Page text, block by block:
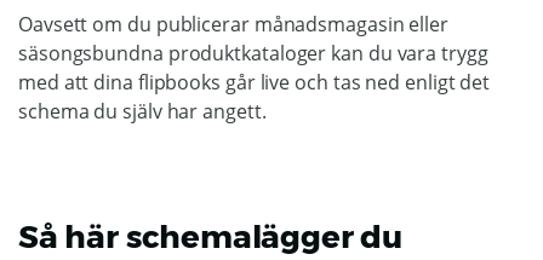
Oavsett om du publicerar månadsmagasin eller
säsongsbundna produktkataloger kan du vara trygg
med att dina flipbooks går live och tas ned enligt det
schema du själv har angett.
Så här schemalägger du